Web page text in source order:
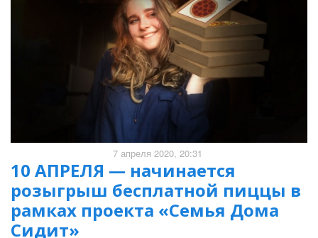
7 апреля 2020, 20:31
10 АПРЕЛЯ — начинается
розыгрыш бесплатной пиццы в
рамках проекта «Семья Дома
Сидит»